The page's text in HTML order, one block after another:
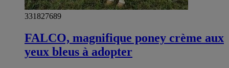
331827689
FALCO, magnifique poney crème aux
yeux bleus à adopter